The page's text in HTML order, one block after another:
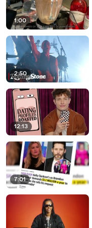
1:00
2:50
12:13
7:01